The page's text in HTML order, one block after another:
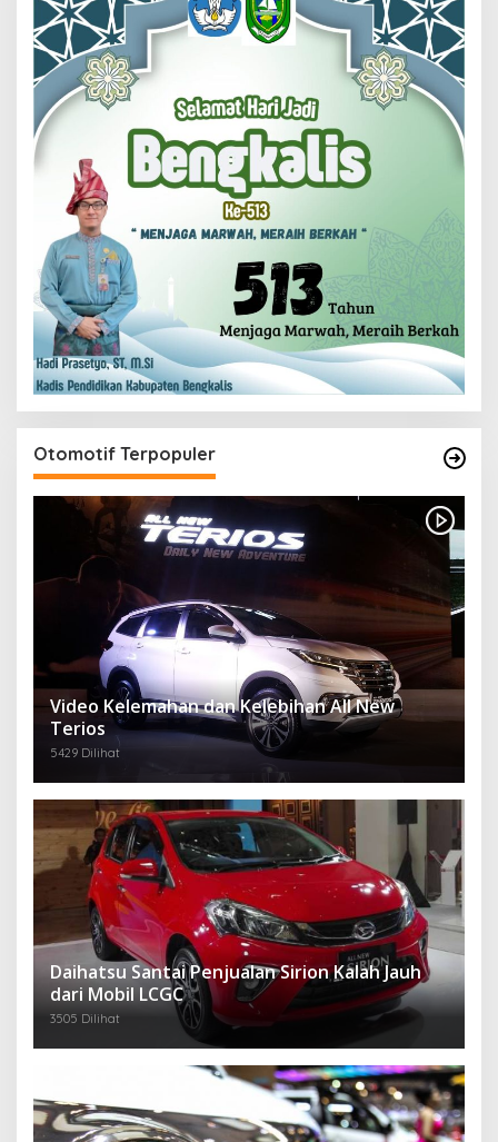
Otomotif Terpopuler
Video Kelemahan dan Kelebihan All New
Terios
5429 Dilihat
Daihatsu Santai Penjualan Sirion Kalah Jauh
dari Mobil LCGC
3505 Dilihat